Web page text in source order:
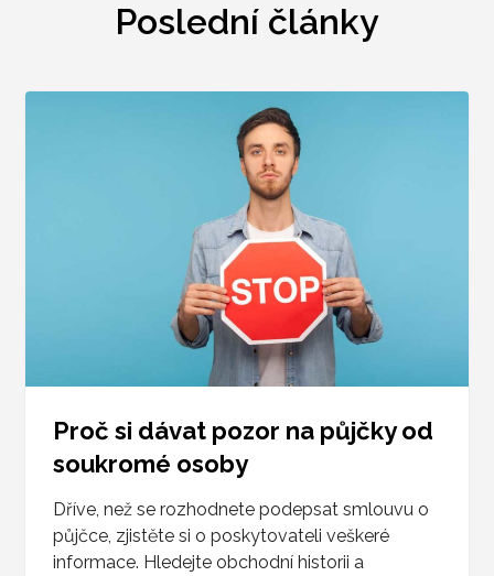
Poslední články
Proč si dávat pozor na půjčky od
soukromé osoby
Dříve, než se rozhodnete podepsat smlouvu o
půjčce, zjistěte si o poskytovateli veškeré
informace. Hledejte obchodní historii a